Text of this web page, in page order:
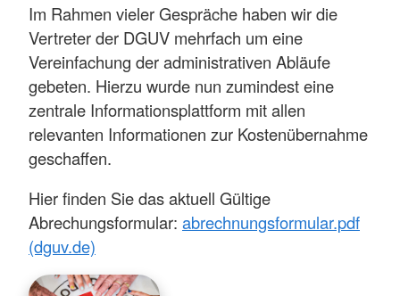
Im Rahmen vieler Gespräche haben wir die
Vertreter der DGUV mehrfach um eine
Vereinfachung der administrativen Abläufe
gebeten. Hierzu wurde nun zumindest eine
zentrale Informationsplattform mit allen
relevanten Informationen zur Kostenübernahme
geschaffen.
Hier finden Sie das aktuell Gültige
Abrechungsformular: abrechnungsformular.pdf
(dguv.de)